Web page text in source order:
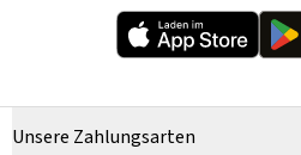
Unsere Zahlungsarten